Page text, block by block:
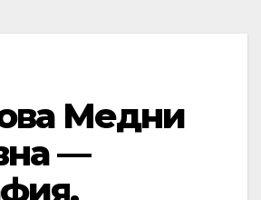
Медни
—